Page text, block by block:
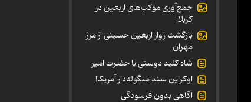
جمع‌آوری موکب‌های اربعین در
کربلا
بازگشت زوار اربعین حسینی از مرز
مهران
شاه کلید دوستی با حضرت امیر
اوکراین سند منگوله‌دار آمریکا!
آگاهی بدون فرسودگی